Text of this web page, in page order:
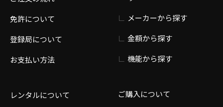
免許について
登録局について
お支払い方法
レンタルについて
メーカーから探す
金額から探す
機能から探す
ご購入について